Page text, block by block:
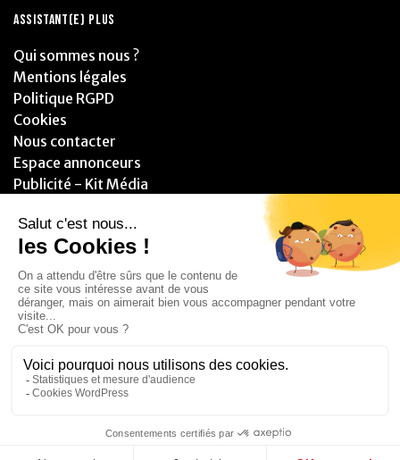
ASSISTANT(E) PLUS
Qui sommes nous ?
Mentions légales
Politique RGPD
Cookies
Nous contacter
Espace annonceurs
Publicité - Kit Média
PARTENAIRES
© 2025 - Blitzzz Media - Assistant(e) Plus - Tous droits réservés.